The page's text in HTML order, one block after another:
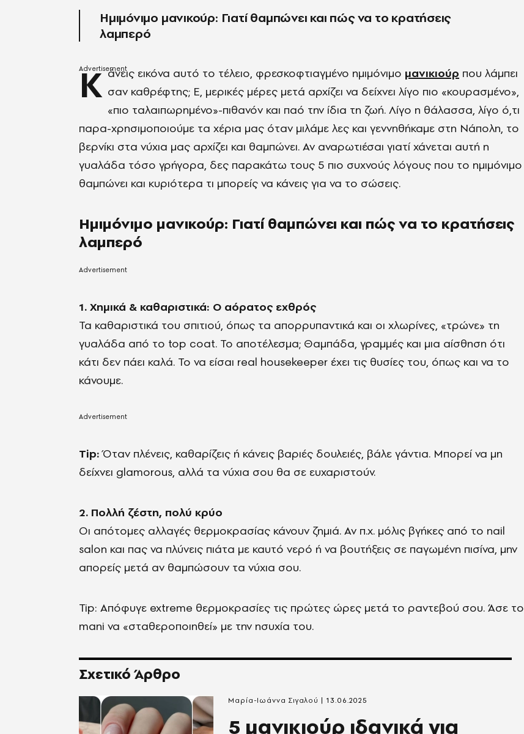
Ημιμόνιμο μανικούρ: Γιατί θαμπώνει και πώς να το κρατήσεις
λαμπερό
Κ άνεις εικόνα αυτό το τέλειο, φρεσκοφτιαγμένο ημιμόνιμο μανικιούρ που λάμπει
σαν καθρέφτης; Ε, μερικές μέρες μετά αρχίζει να δείχνει λίγο πιο «κουρασμένο»,
«πιο ταλαιπωρημένο»-πιθανόν και παό την ίδια τη ζωή. Λίγο η θάλασσα, λίγο ό,τι
παρα-χρησιμοποιούμε τα χέρια μας όταν μιλάμε λες και γεννηθήκαμε στη Νάπολη, το
βερνίκι στα νύχια μας αρχίζει και θαμπώνει. Αν αναρωτιέσαι γιατί χάνεται αυτή η
γυαλάδα τόσο γρήγορα, δες παρακάτω τους 5 πιο συχνούς λόγους που το ημιμόνιμο
θαμπώνει και κυριότερα τι μπορείς να κάνεις για να το σώσεις.
Ημιμόνιμο μανικούρ: Γιατί θαμπώνει και πώς να το κρατήσεις
λαμπερό
1. Χημικά & καθαριστικά: Ο αόρατος εχθρός
Τα καθαριστικά του σπιτιού, όπως τα απορρυπαντικά και οι χλωρίνες, «τρώνε» τη
γυαλάδα από το top coat. Το αποτέλεσμα; Θαμπάδα, γραμμές και μια αίσθηση ότι
κάτι δεν πάει καλά. Το να είσαι real housekeeper έχει τις θυσίες του, όπως και να το
κάνουμε.
Τip:Όταν πλένεις, καθαρίζεις ή κάνεις βαριές δουλειές, βάλε γάντια. Μπορεί να μη
δείχνει glamorous, αλλά τα νύχια σου θα σε ευχαριστούν.
2. Πολλή ζέστη, πολύ κρύο
Οι απότομες αλλαγές θερμοκρασίας κάνουν ζημιά. Αν π.χ. μόλις βγήκες από το nail
salon και πας να πλύνεις πιάτα με καυτό νερό ή να βουτήξεις σε παγωμένη πισίνα, μην
απορείς μετά αν θαμπώσουν τα νύχια σου.
Tip: Απόφυγε extreme θερμοκρασίες τις πρώτες ώρες μετά το ραντεβού σου. Άσε το
mani να «σταθεροποιηθεί» με την ησυχία του.
Σχετικό Άρθρο
5 μανικιούρ ιδανικά για
Μαρία-Ιωάννα Σιγαλού 13.06.2025